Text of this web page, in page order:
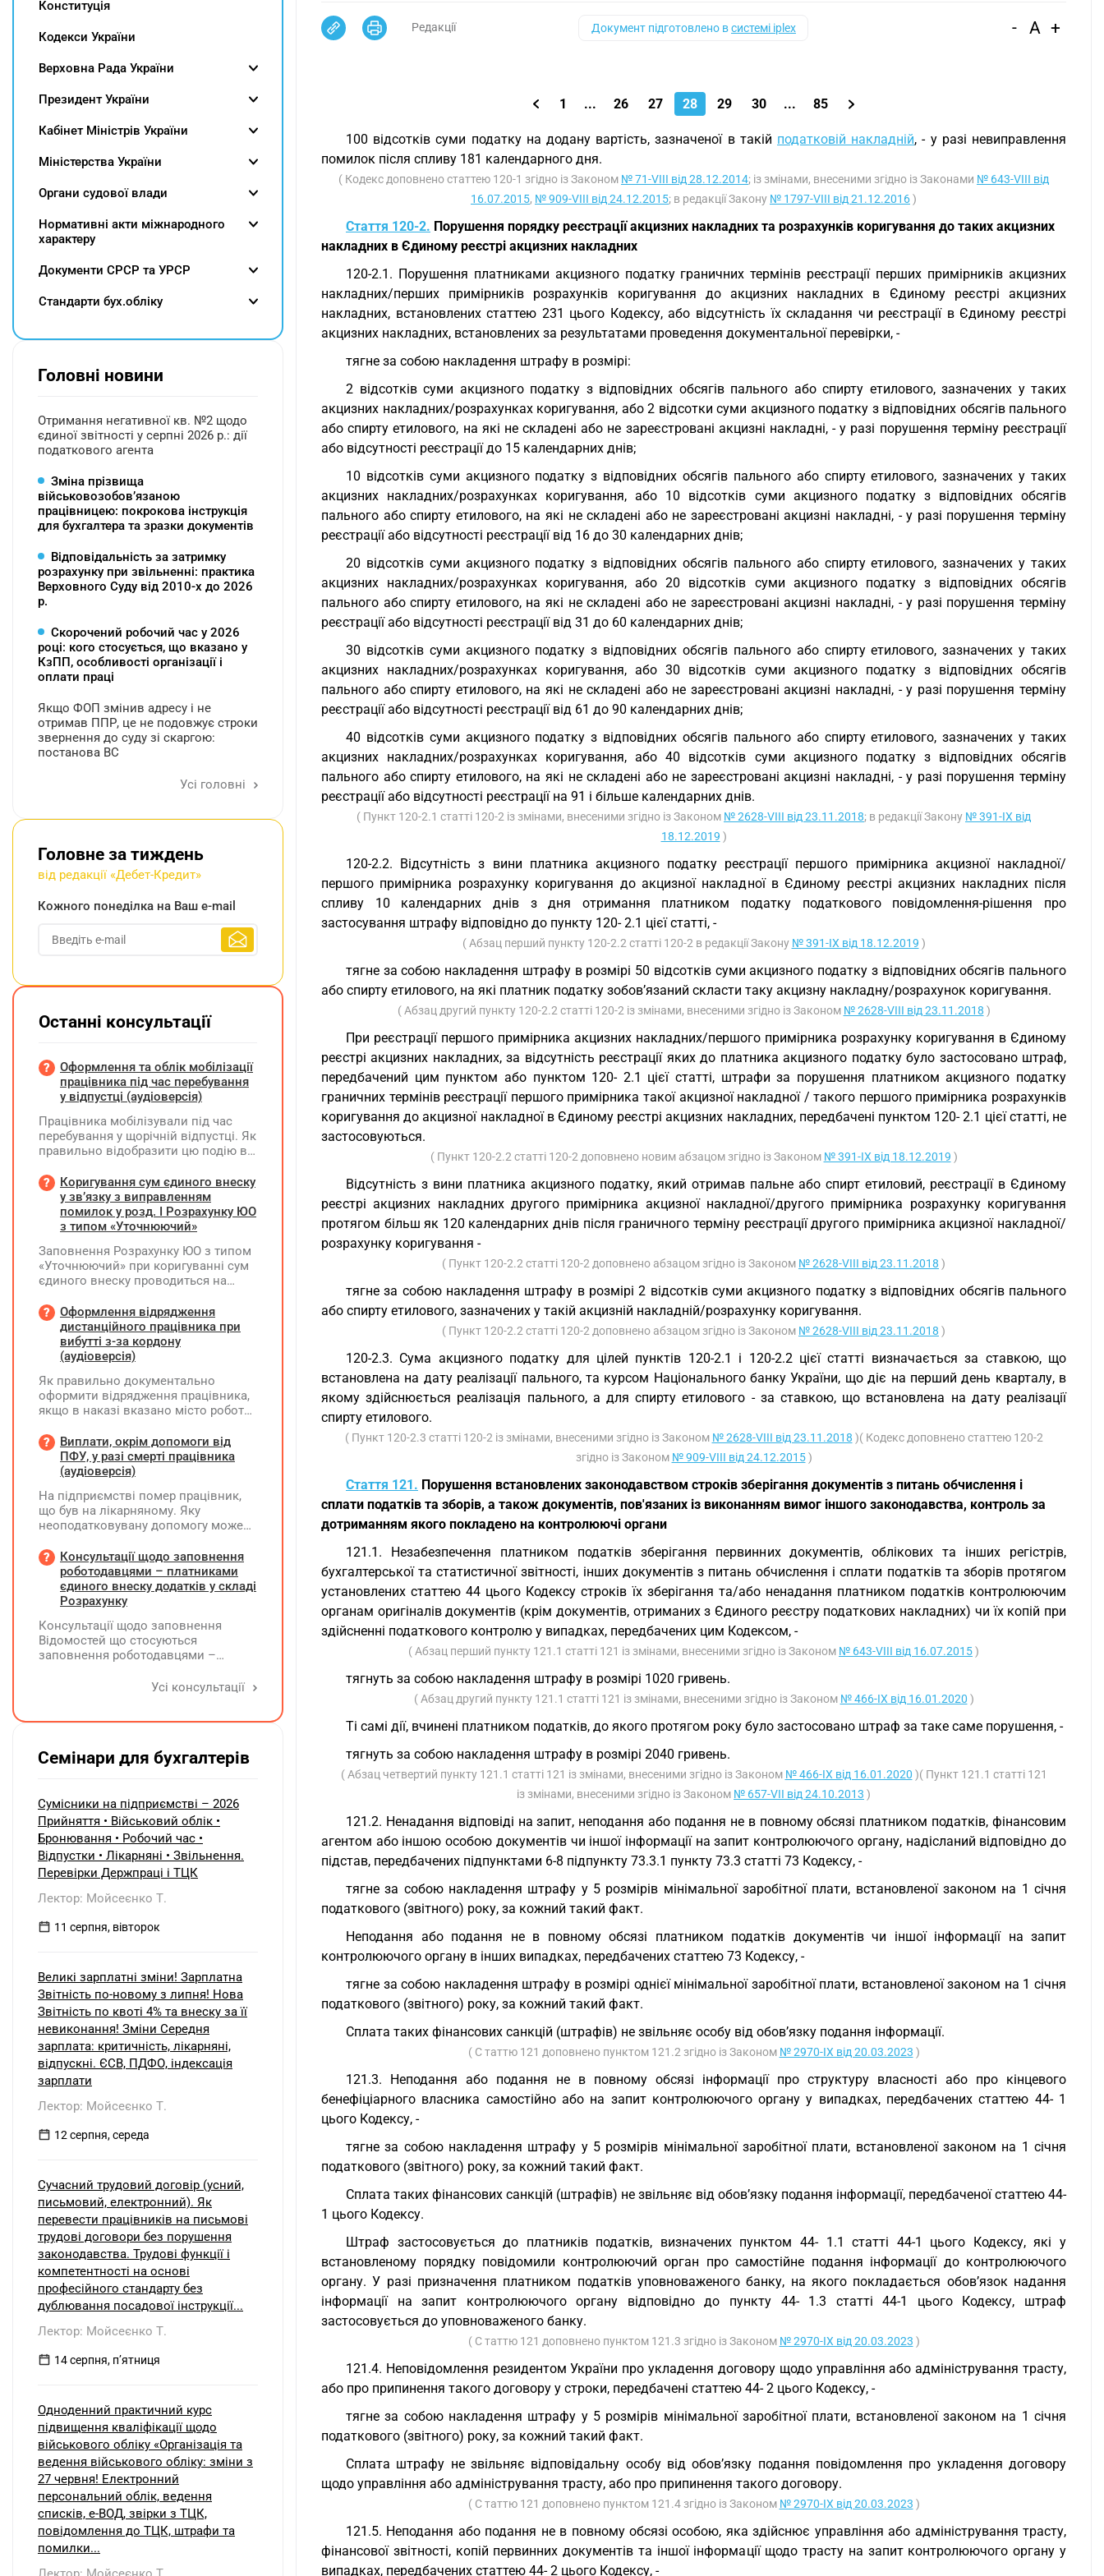
Редакції Документ підготовлено всистемі iplex - A +
1 ... 26 27 28 29 30 ... 85
100 відсотків суми податку на додану вартість, зазначеної в такій податковій накладній, - у разі невиправлення
помилок після спливу 181 календарного дня.
( Кодекс доповнено статтею 120-1 згідно із Законом № 71-VIII від 28.12.2014; із змінами, внесеними згідно із Законами № 643-VIII від
16.07.2015, № 909-VIII від 24.12.2015; в редакції Закону № 1797-VIII від 21.12.2016)
Стаття 120-2. Порушення порядку реєстрації акцизних накладних та розрахунків коригування до таких акцизних
накладних в Єдиному реєстрі акцизних накладних
120-2.1. Порушення платниками акцизного податку граничних термінів реєстрації перших примірників акцизних
накладних/перших примірників розрахунків коригування до акцизних накладних в Єдиному реєстрі акцизних
накладних, встановлених статтею 231 цього Кодексу, або відсутність їх складання чи реєстрації в Єдиному реєстрі
акцизних накладних, встановлених за результатами проведення документальної перевірки, -
тягне за собою накладення штрафу в розмірі:
2 відсотків суми акцизного податку з відповідних обсягів пального або спирту етилового, зазначених у таких
акцизних накладних/розрахунках коригування, або 2 відсотки суми акцизного податку з відповідних обсягів пального
або спирту етилового, на які не складені або не зареєстровані акцизні накладні, - у разі порушення терміну реєстрації
або відсутності реєстрації до 15 календарних днів;
10 відсотків суми акцизного податку з відповідних обсягів пального або спирту етилового, зазначених у таких
акцизних накладних/розрахунках коригування, або 10 відсотків суми акцизного податку з відповідних обсягів
пального або спирту етилового, на які не складені або не зареєстровані акцизні накладні, - у разі порушення терміну
реєстрації або відсутності реєстрації від 16 до 30 календарних днів;
20 відсотків суми акцизного податку з відповідних обсягів пального або спирту етилового, зазначених у таких
акцизних накладних/розрахунках коригування, або 20 відсотків суми акцизного податку з відповідних обсягів
пального або спирту етилового, на які не складені або не зареєстровані акцизні накладні, - у разі порушення терміну
реєстрації або відсутності реєстрації від 31 до 60 календарних днів;
30 відсотків суми акцизного податку з відповідних обсягів пального або спирту етилового, зазначених у таких
акцизних накладних/розрахунках коригування, або 30 відсотків суми акцизного податку з відповідних обсягів
пального або спирту етилового, на які не складені або не зареєстровані акцизні накладні, - у разі порушення терміну
реєстрації або відсутності реєстрації від 61 до 90 календарних днів;
40 відсотків суми акцизного податку з відповідних обсягів пального або спирту етилового, зазначених у таких
акцизних накладних/розрахунках коригування, або 40 відсотків суми акцизного податку з відповідних обсягів
пального або спирту етилового, на які не складені або не зареєстровані акцизні накладні, - у разі порушення терміну
реєстрації або відсутності реєстрації на 91 і більше календарних днів.
( Пункт 120-2.1 статті 120-2 із змінами, внесеними згідно із Законом № 2628-VIII від 23.11.2018; в редакції Закону № 391-IX від
18.12.2019 )
120-2.2. Відсутність з вини платника акцизного податку реєстрації першого примірника акцизної накладної/
першого примірника розрахунку коригування до акцизної накладної в Єдиному реєстрі акцизних накладних після
спливу 10 календарних днів з дня отримання платником податку податкового повідомлення-рішення про
застосування штрафу відповідно до пункту 120- 2.1 цієї статті, -
( Абзац перший пункту 120-2.2 статті 120-2 в редакції Закону № 391-IX від 18.12.2019 )
тягне за собою накладення штрафу в розмірі 50 відсотків суми акцизного податку з відповідних обсягів пального
або спирту етилового, на які платник податку зобов’язаний скласти таку акцизну накладну/розрахунок коригування.
( Абзац другий пункту 120-2.2 статті 120-2 із змінами, внесеними згідно із Законом № 2628-VIII від 23.11.2018 )
При реєстрації першого примірника акцизних накладних/першого примірника розрахунку коригування в Єдиному
реєстрі акцизних накладних, за відсутність реєстрації яких до платника акцизного податку було застосовано штраф,
передбачений цим пунктом або пунктом 120- 2.1 цієї статті, штрафи за порушення платником акцизного податку
граничних термінів реєстрації першого примірника такої акцизної накладної / такого першого примірника розрахунків
коригування до акцизної накладної в Єдиному реєстрі акцизних накладних, передбачені пунктом 120- 2.1 цієї статті, не
застосовуються.
( Пункт 120-2.2 статті 120-2 доповнено новим абзацом згідно із Законом № 391-IX від 18.12.2019 )
Відсутність з вини платника акцизного податку, який отримав пальне або спирт етиловий, реєстрації в Єдиному
реєстрі акцизних накладних другого примірника акцизної накладної/другого примірника розрахунку коригування
протягом більш як 120 календарних днів після граничного терміну реєстрації другого примірника акцизної накладної/
розрахунку коригування -
( Пункт 120-2.2 статті 120-2 доповнено абзацом згідно із Законом № 2628-VIII від 23.11.2018 )
тягне за собою накладення штрафу в розмірі 2 відсотків суми акцизного податку з відповідних обсягів пального
або спирту етилового, зазначених у такій акцизній накладній/розрахунку коригування.
( Пункт 120-2.2 статті 120-2 доповнено абзацом згідно із Законом № 2628-VIII від 23.11.2018 )
120-2.3. Сума акцизного податку для цілей пунктів 120-2.1 і 120-2.2 цієї статті визначається за ставкою, що
встановлена на дату реалізації пального, та курсом Національного банку України, що діє на перший день кварталу, в
якому здійснюється реалізація пального, а для спирту етилового - за ставкою, що встановлена на дату реалізації
спирту етилового.
( Пункт 120-2.3 статті 120-2 із змінами, внесеними згідно із Законом № 2628-VIII від 23.11.2018 )( Кодекс доповнено статтею 120-2
згідно із Законом № 909-VIII від 24.12.2015)
Стаття 121. Порушення встановлених законодавством строків зберігання документів з питань обчислення і
сплати податків та зборів, а також документів, пов'язаних із виконанням вимог іншого законодавства, контроль за
дотриманням якого покладено на контролюючі органи
121.1. Незабезпечення платником податків зберігання первинних документів, облікових та інших регістрів,
бухгалтерської та статистичної звітності, інших документів з питань обчислення і сплати податків та зборів протягом
установлених статтею 44 цього Кодексу строків їх зберігання та/або ненадання платником податків контролюючим
органам оригіналів документів (крім документів, отриманих з Єдиного реєстру податкових накладних) чи їх копій при
здійсненні податкового контролю у випадках, передбачених цим Кодексом, -
( Абзац перший пункту 121.1 статті 121 із змінами, внесеними згідно із Законом № 643-VIII від 16.07.2015)
тягнуть за собою накладення штрафу в розмірі 1020 гривень.
( Абзац другий пункту 121.1 статті 121 із змінами, внесеними згідно із Законом № 466-IX від 16.01.2020 )
Ті самі дії, вчинені платником податків, до якого протягом року було застосовано штраф за таке саме порушення, -
тягнуть за собою накладення штрафу в розмірі 2040 гривень.
( Абзац четвертий пункту 121.1 статті 121 із змінами, внесеними згідно із Законом № 466-IX від 16.01.2020 )( Пункт 121.1 статті 121
із змінами, внесеними згідно із Законом № 657-VII від 24.10.2013 )
121.2. Ненадання відповіді на запит, неподання або подання не в повному обсязі платником податків, фінансовим
агентом або іншою особою документів чи іншої інформації на запит контролюючого органу, надісланий відповідно до
підстав, передбачених підпунктами 6-8 підпункту 73.3.1 пункту 73.3 статті 73 Кодексу, -
тягне за собою накладення штрафу у 5 розмірів мінімальної заробітної плати, встановленої законом на 1 січня
податкового (звітного) року, за кожний такий факт.
Неподання або подання не в повному обсязі платником податків документів чи іншої інформації на запит
контролюючого органу в інших випадках, передбачених статтею 73 Кодексу, -
тягне за собою накладення штрафу в розмірі однієї мінімальної заробітної плати, встановленої законом на 1 січня
податкового (звітного) року, за кожний такий факт.
Сплата таких фінансових санкцій (штрафів) не звільняє особу від обов’язку подання інформації.
( С таттю 121 доповнено пунктом 121.2 згідно із Законом № 2970-IX від 20.03.2023 )
121.3. Неподання або подання не в повному обсязі інформації про структуру власності або про кінцевого
бенефіціарного власника самостійно або на запит контролюючого органу у випадках, передбачених статтею 44- 1
цього Кодексу, -
тягне за собою накладення штрафу у 5 розмірів мінімальної заробітної плати, встановленої законом на 1 січня
податкового (звітного) року, за кожний такий факт.
Сплата таких фінансових санкцій (штрафів) не звільняє від обов’язку подання інформації, передбаченої статтею 44-
1 цього Кодексу.
Штраф застосовується до платників податків, визначених пунктом 44- 1.1 статті 44-1 цього Кодексу, які у
встановленому порядку повідомили контролюючий орган про самостійне подання інформації до контролюючого
органу. У разі призначення платником податків уповноваженого банку, на якого покладається обов’язок надання
інформації на запит контролюючого органу відповідно до пункту 44- 1.3 статті 44-1 цього Кодексу, штраф
застосовується до уповноваженого банку.
( С таттю 121 доповнено пунктом 121.3 згідно із Законом № 2970-IX від 20.03.2023 )
121.4. Неповідомлення резидентом України про укладення договору щодо управління або адміністрування трасту,
або про припинення такого договору у строки, передбачені статтею 44- 2 цього Кодексу, -
тягне за собою накладення штрафу у 5 розмірів мінімальної заробітної плати, встановленої законом на 1 січня
податкового (звітного) року, за кожний такий факт.
Сплата штрафу не звільняє відповідальну особу від обов’язку подання повідомлення про укладення договору
щодо управління або адміністрування трасту, або про припинення такого договору.
( С таттю 121 доповнено пунктом 121.4 згідно із Законом № 2970-IX від 20.03.2023 )
121.5. Неподання або подання не в повному обсязі особою, яка здійснює управління або адміністрування трасту,
фінансової звітності, копій первинних документів та іншої інформації щодо трасту на запит контролюючого органу у
випадках, передбачених статтею 44- 2 цього Кодексу, -
Конституція
Кодекси України
Верховна Рада України
Президент України
Кабінет Міністрів України
Міністерства України
Органи судової влади
Нормативні акти міжнародного
характеру
Документи СРСР та УРСР
Cтандарти бух.обліку
Головні новини
Отримання негативної кв. №2 щодо
єдиної звітності у серпні 2026 р.: дії
податкового агента
Зміна прізвища
військовозобов’язаною
працівницею: покрокова інструкція
для бухгалтера та зразки документів
Відповідальність за затримку
розрахунку при звільненні: практика
Верховного Суду від 2010-х до 2026
р.
Скорочений робочий час у 2026
році: кого стосується, що вказано у
КзПП, особливості організації і
оплати праці
Якщо ФОП змінив адресу і не
отримав ППР, це не подовжує строки
звернення до суду зі скаргою:
постанова ВС
Усі головні
Головне за тиждень
від редакції «Дебет-Кредит»
Кожного понеділка на Ваш e-mail
Останні консультації
Оформлення та облік мобілізації
працівника під час перебування
у відпустці (аудіоверсія)
Працівника мобілізували під час
перебування у щорічній відпустці. Як
правильно відобразити цю подію в
бухгалтерському обліку та
податковій звітності?
Коригування сум єдиного внеску
у зв’язку з виправленням
помилок у розд. І Розрахунку ЮО
з типом «Уточнюючий»
Заповнення Розрахунку ЮО з типом
«Уточнюючий» при коригуванні сум
єдиного внеску проводиться на
ЮО з використанням типів
нарахувань 2 та 3. Додатки,
інформація щодо яких не
коригується, у рядку 06 не
Оформлення відрядження
дистанційного працівника при
вибутті з-за кордону
(аудіоверсія)
Як правильно документально
оформити відрядження працівника,
якщо в наказі вказано місто роботи
відбувся з іншої країни (де
працівник працював дистанційно),
та чи впливає ця розбіжність на
оподаткування?
Виплати, окрім допомоги від
ПФУ, у разі смерті працівника
(аудіоверсія)
На підприємстві помер працівник,
що був на лікарняному. Яку
неоподатковувану допомогу може
від ПФУ? Кому і як виплатити
лікарняні, що прийшли на рахунок
підприємства, та розрахункові
(компенсація за невикористані дні
Консультації щодо заповнення
роботодавцями – платниками
єдиного внеску додатків у складі
Розрахунку
Консультації щодо заповнення
Відомостей що стосуються
заповнення роботодавцями –
додатків Д1, Д2, Д3, Д5 та Д6 у складі
Усі консультації
Семінари для бухгалтерів
Сумісники на підприємстві – 2026
Прийняття • Військовий облік •
Бронювання • Робочий час •
Відпустки • Лікарняні • Звільнення.
Перевірки Держпраці і ТЦК
Лектор: Мойсеєнко Т.
11 серпня, вівторок
Великі зарплатні зміни! Зарплатна
Звітність по-новому з липня! Нова
Звітність по квоті 4% та внеску за її
невиконання! Зміни Середня
зарплата: критичність, лікарняні,
відпускні. ЄСВ, ПДФО, індексація
зарплати
Лектор: Мойсеєнко Т.
12 серпня, середа
Сучасний трудовий договір (усний,
письмовий, електронний). Як
перевести працівників на письмові
трудові договори без порушення
законодавства. Трудові функції і
компетентності на основі
професійного стандарту без
дублювання посадової інструкції...
Лектор: Мойсеєнко Т.
14 серпня, пʼятниця
Одноденний практичний курс
підвищення кваліфікації щодо
військового обліку «Організація та
ведення військового обліку: зміни з
27 червня! Електронний
персональний облік, ведення
списків, е-ВОД, звірки з ТЦК,
повідомлення до ТЦК, штрафи та
помилки...